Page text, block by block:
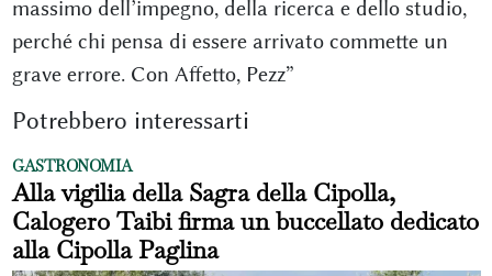
massimo dell’impegno, della ricerca e dello studio,
perché chi pensa di essere arrivato commette un
grave errore. Con Affetto, Pezz”
Potrebbero interessarti
GASTRONOMIA
Alla vigilia della Sagra della Cipolla,
Calogero Taibi firma un buccellato dedicato
alla Cipolla Paglina